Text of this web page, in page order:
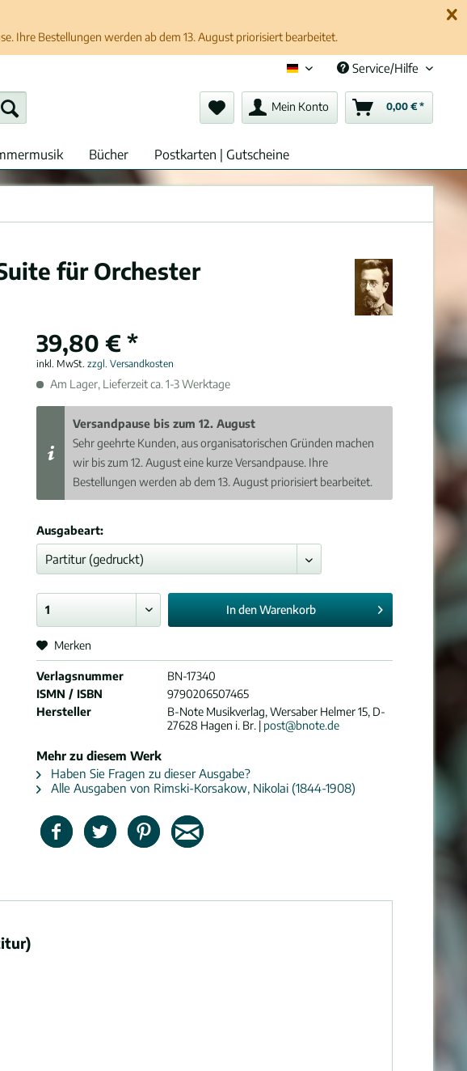
Ihre Bestellungen werden ab dem 13. August priorisiert bearbeitet.
Deutsch (de)
Service/Hilfe
Mein Konto 0,00 € *
Bücher Postkarten | Gutscheine
für Orchester
39,80 € *
inkl. MwSt.zzgl. Versandkosten
Am Lager, Lieferzeit ca. 1-3 Werktage
Versandpause bis zum 12. August
Sehr geehrte Kunden, aus organisatorischen Gründen machen
wir bis zum 12. August eine kurze Versandpause. Ihre
Bestellungen werden ab dem 13. August priorisiert bearbeitet.
Ausgabeart:
In denWarenkorb
Merken
Verlagsnummer
BN-17340
ISMN / ISBN
9790206507465
Hersteller
B-Note Musikverlag, Wersaber Helmer 15, D-
27628 Hagen i. Br. | post@bnote.de
Mehr zu diesem Werk
Haben Sie Fragen zu dieser Ausgabe?
Alle Ausgaben von Rimski-Korsakow, Nikolai (1844-1908)